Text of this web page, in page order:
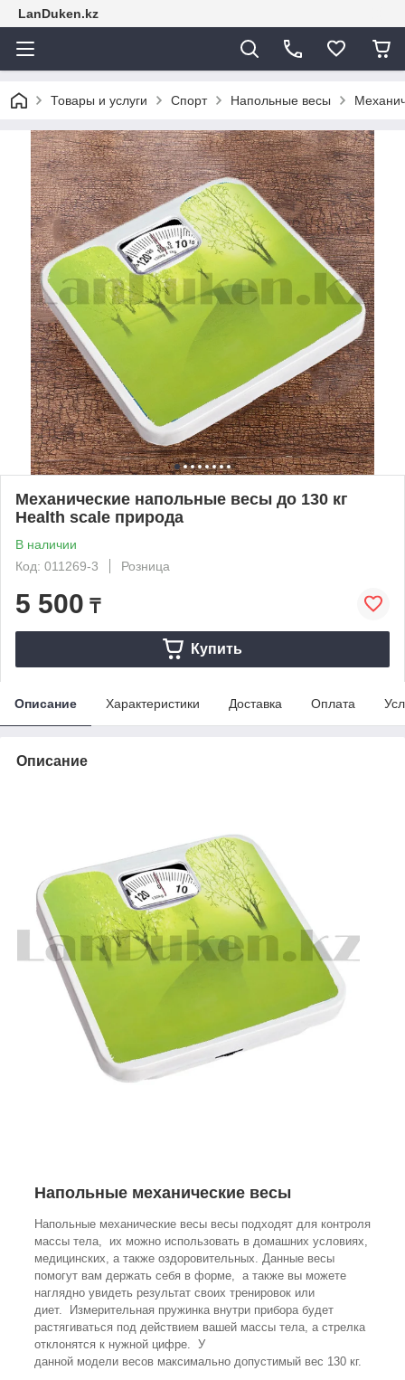
LanDuken.kz
Товары и услуги Спорт Напольные весы
Механические напольные весы до 130 кг
Health scale природа
В наличии
Код: 011269-3
Розница
5 500 ₸
Купить
Описание Характеристики Доставка Оплата
Описание
Напольные механические весы
Напольные механические весы весы подходят для контроля
массы тела, их можно использовать в домашних условиях,
медицинских, а также оздоровительных. Данные весы
помогут вам держать себя в форме, а также вы можете
наглядно увидеть результат своих тренировок или
диет. Измерительная пружинка внутри прибора будет
растягиваться под действием вашей массы тела, а стрелка
отклонятся к нужной цифре. У
данной модели весов максимально допустимый вес 130 кг.